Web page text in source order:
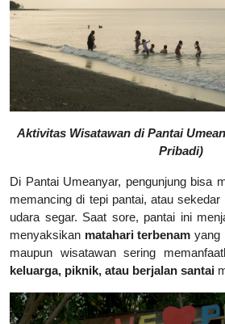
Aktivitas Wisatawan di Pantai
Pribadi)
Di Pantai Umeanyar, pengunjung bisa
memancing di tepi pantai, atau
udara segar. Saat sore, pantai ini
menyaksikan matahari terbenam yang
maupun wisatawan sering
keluarga, piknik, atau berjalan santai